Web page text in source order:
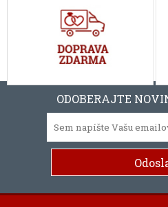
ODOBERAJTE